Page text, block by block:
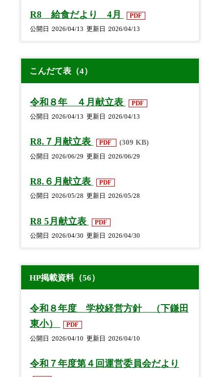
R8 給食だより 4月
PDF
公開日
2026/04/13 更新日 2026/04/13
こんだて表（4）
令和８年 ４月献立表
PDF
公開日
2026/04/13 更新日 2026/04/13
R8.７月献立表 PDF (309 KB)
公開日 2026/06/29 更新日 2026/06/29
R8.６月献立表
PDF
公開日
2026/05/28 更新日 2026/05/28
R8 5月献立表
PDF
公開日
2026/04/30 更新日 2026/04/30
HP掲載資料（56）
令和８年度 学校経営方針 （下鎌田
東小）
PDF
公開日
2026/04/10 更新日 2026/04/10
令和７年度第４回運営委員会だより